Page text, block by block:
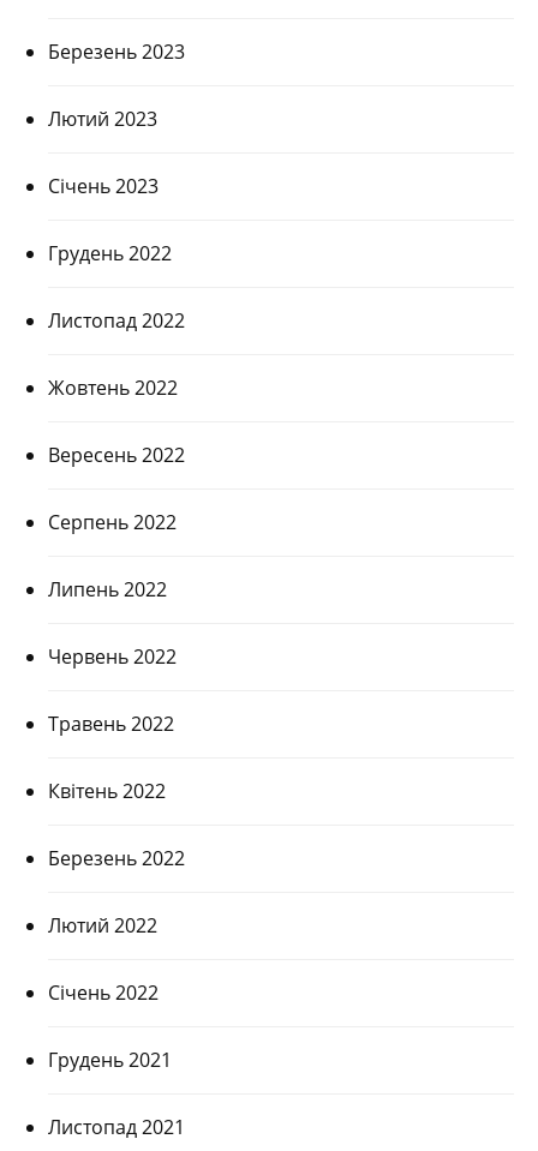
Березень 2023
Лютий 2023
Січень 2023
Грудень 2022
Листопад 2022
Жовтень 2022
Вересень 2022
Серпень 2022
Липень 2022
Червень 2022
Травень 2022
Квітень 2022
Березень 2022
Лютий 2022
Січень 2022
Грудень 2021
Листопад 2021